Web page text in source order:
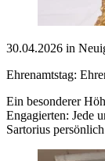
30.04.2026 in
Ehrenamtstag:
Ein besonderer
Engagierten: Jede
Sartorius